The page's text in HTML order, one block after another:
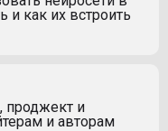
и как их встроить
проджект и
и авторам